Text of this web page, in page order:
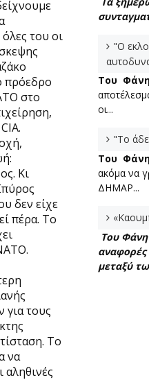
του οι
πρόεδρο
στο
Κι
δεν είχε
πέρα. Το
για τους
Το
να
αληθινές
"Ο
Του
οι...
"Το
Του
ακόμα να
ΔΗΜΑΡ...
Του
αναφορές
μεταξύ